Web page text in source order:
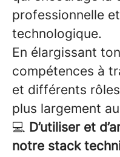
professionnelle
technologique.
En élargissant
compétences à
et différents
plus largement
💻 D’utiliser et
notre stack